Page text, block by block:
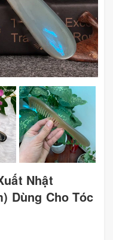
Nhật
Dùng Cho Tóc